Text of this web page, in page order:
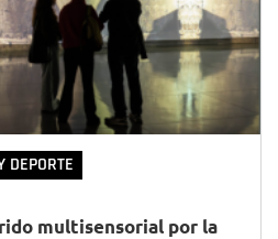
DEPORTE
multisensorial por la